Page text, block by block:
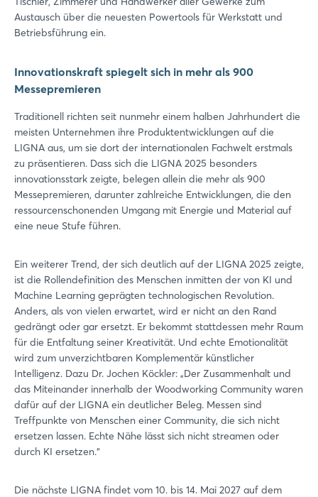
Austausch über die neuesten Powertools für Werkstatt und
Betriebsführung ein.
Innovationskraft spiegelt sich in mehr als 900
Messepremieren
Traditionell richten seit nunmehr einem halben Jahrhundert die
meisten Unternehmen ihre Produktentwicklungen auf die
LIGNA aus, um sie dort der internationalen Fachwelt erstmals
zu präsentieren. Dass sich die LIGNA 2025 besonders
innovationsstark zeigte, belegen allein die mehr als 900
Messepremieren, darunter zahlreiche Entwicklungen, die den
ressourcenschonenden Umgang mit Energie und Material auf
eine neue Stufe führen.
Ein weiterer Trend, der sich deutlich auf der LIGNA 2025 zeigte,
ist die Rollendefinition des Menschen inmitten der von KI und
Machine Learning geprägten technologischen Revolution.
Anders, als von vielen erwartet, wird er nicht an den Rand
gedrängt oder gar ersetzt. Er bekommt stattdessen mehr Raum
für die Entfaltung seiner Kreativität. Und echte Emotionalität
wird zum unverzichtbaren Komplementär künstlicher
Intelligenz. Dazu Dr. Jochen Köckler: „Der Zusammenhalt und
das Miteinander innerhalb der Woodworking Community waren
dafür auf der LIGNA ein deutlicher Beleg. Messen sind
Treffpunkte von Menschen einer Community, die sich nicht
ersetzen lassen. Echte Nähe lässt sich nicht streamen oder
durch KI ersetzen.“
Die nächste LIGNA findet vom 10. bis 14. Mai 2027 auf dem
Jetzt registrieren